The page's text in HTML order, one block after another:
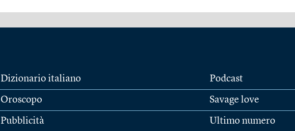
Dizionario italiano
Oroscopo
Pubblicità
Podcast
Savage love
Ultimo numero